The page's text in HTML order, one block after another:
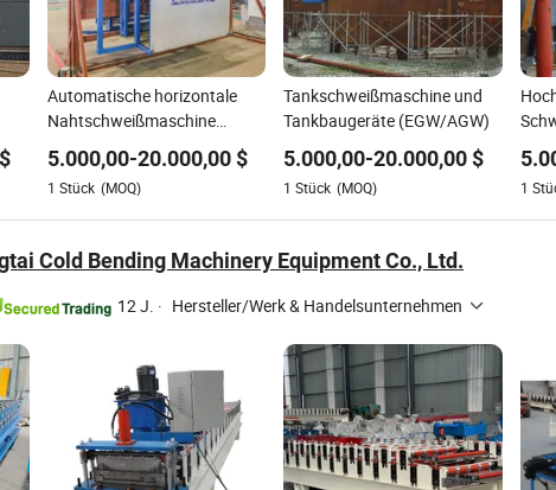
$
Automatische horizontale
Nahtschweißmaschine
(AGW) Tankbau-Maschinen
5.000,00-20.000,00$
1 Stück (MOQ)
Tankschweißmaschine und
Tankbaugeräte (EGW/AGW)
5.000,00-20.000,00 $
1 Stück (MOQ) 1
Cold Bending Machinery Equipment Co., Ltd.
12 J. · Hersteller/Werk & Handelsunternehmen